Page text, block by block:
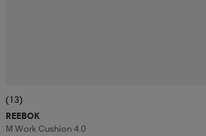
(13)
REEBOK
M Work Cushion 4.0